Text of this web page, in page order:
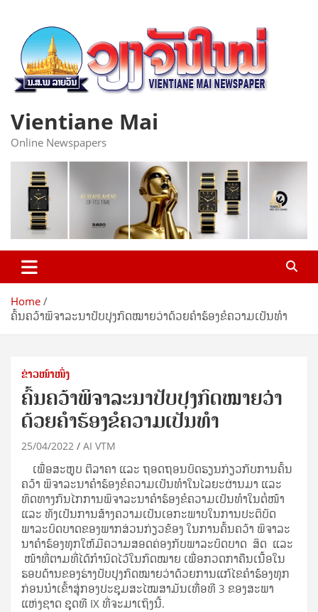
content
Vientiane Mai
Online Newspapers
Home
ຄົ້ນຄວ້າພິຈາລະນາປັບປຸງກົດໝາຍວ່າດ້ວຍຄໍາຮ້ອງຂໍຄວາມເປັນທຳ
ຂ່າວໜ້າໜຶ່ງ
ຄົ້ນຄວ້າພິຈາລະນາປັບປຸງກົດໝາຍວ່າ
ດ້ວຍຄໍາຮ້ອງຂໍຄວາມເປັນທຳ
25/04/2022 AI VTM
ເພື່ອສະຫຼຸບ ຕີລາຄາ ແລະ ຖອດຖອນບົດຮຽນກ່ຽວກັບການຄົ້ນ
ຄວ້າ ພິຈາລະນາຄໍາຮ້ອງຂໍຄວາມເປັນທຳໃນໄລຍະຜ່ານມາ ແລະ
ທິດທາງກົນໄກການພິຈາລະນາຄຳຮ້ອງຂໍຄວາມເປັນທຳໃນຕໍ່ໜ້າ
ແລະ ທັງເປັນການສ້າງຄວາມເປັນເອກະພາບໃນການປະຕິບັດ
ພາລະບົດບາດຂອງພາກສ່ວນກ່ຽວຂ້ອງ ໃນການຄົ້ນຄວ້າ ພິຈາລະ
ນາຄໍາຮ້ອງທຸກໃຫ້ມີຄວາມສອດຄ່ອງກັບພາລະບົດບາດ ສິດ ແລະ
ໜ້າທີ່ຕາມທີ່ໄດ້ກຳນົດໄວ້ໃນກົດໝາຍ ເພື່ອກວດກາຄືນເນື້ອໃນ
ຮອບດ້ານຂອງຮ່າງປັບປຸງກົດໝາຍວ່າດ້ວຍການແກ້ໄຂຄຳຮ້ອງທຸກ
ກ່ອນນຳເຂົ້າສູ່ກອງປະຊຸມສະໄໝສາມັນເທື່ອທີ 3 ຂອງສະພາ
ແຫ່ງຊາດ ຊຸດທີ IX ທີ່ຈະມາເຖິງນີ້.